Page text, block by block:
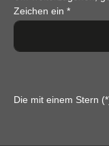
Zeichen ein *
Die mit einem Stern